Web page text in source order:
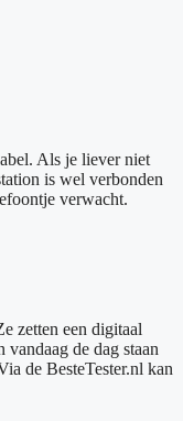
Als je liever niet
is wel verbonden
verwacht.
zetten een digitaal
de dag staan
de BesteTester.nl kan